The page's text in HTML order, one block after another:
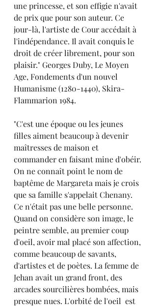
une princesse, et son effigie n'avait
de prix que pour son auteur. Ce
jour-là, l'artiste de Cour accédait à
l'indépendance. Il avait conquis le
droit de créer librement, pour son
plaisir." Georges Duby, Le Moyen
Age, Fondements d'un nouvel
Humanisme (1280-1440), Skira-
Flammarion 1984.
"C'est une époque ou les jeunes
filles aiment beaucoup à devenir
maîtresses de maison et
commander en faisant mine d'obéir.
On ne connaît point le nom de
baptême de Margareta mais je crois
que sa famille s'appelait Chenany.
Ce n'était pas une belle personne.
Quand on considère son image, le
peintre semble, au premier coup
d'oeil, avoir mal placé son affection,
comme beaucoup de savants,
d'artistes et de poètes. La femme de
Jehan avait un grand front, des
arcades sourcilières bombées, mais
presque nues. L'orbité de l'oeil  est